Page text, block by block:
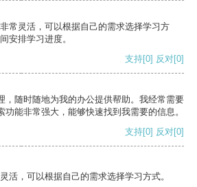
常灵活，可以根据自己的需求选择学习方
安排学习进度。
支持[0] 反对[0]
，随时随地为我的办公提供帮助。我经常需要
能非常强大，能够快速找到我需要的信息。
支持[0] 反对[0]
活，可以根据自己的需求选择学习方式。